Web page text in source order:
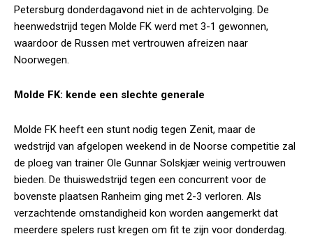
Petersburg donderdagavond niet in de achtervolging. De
heenwedstrijd tegen Molde FK werd met 3-1 gewonnen,
waardoor de Russen met vertrouwen afreizen naar
Noorwegen.
Molde FK: kende een slechte generale
Molde FK heeft een stunt nodig tegen Zenit, maar de
wedstrijd van afgelopen weekend in de Noorse competitie zal
de ploeg van trainer Ole Gunnar Solskjær weinig vertrouwen
bieden. De thuiswedstrijd tegen een concurrent voor de
bovenste plaatsen Ranheim ging met 2-3 verloren. Als
verzachtende omstandigheid kon worden aangemerkt dat
meerdere spelers rust kregen om fit te zijn voor donderdag.